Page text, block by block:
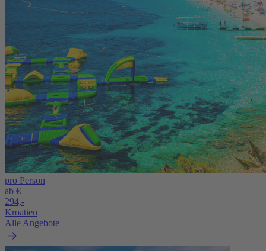
pro Person
ab €
294,-
Kroatien
Alle Angebote